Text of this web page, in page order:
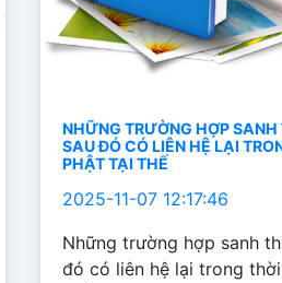
NHỮNG TRƯỜNG HỢP SANH
SAU ĐÓ CÓ LIÊN HỆ LẠI
PHẬT TẠI THẾ
2025-11-07 12:17:46
Những trường hợp sanh
đó có liên hệ lại trong